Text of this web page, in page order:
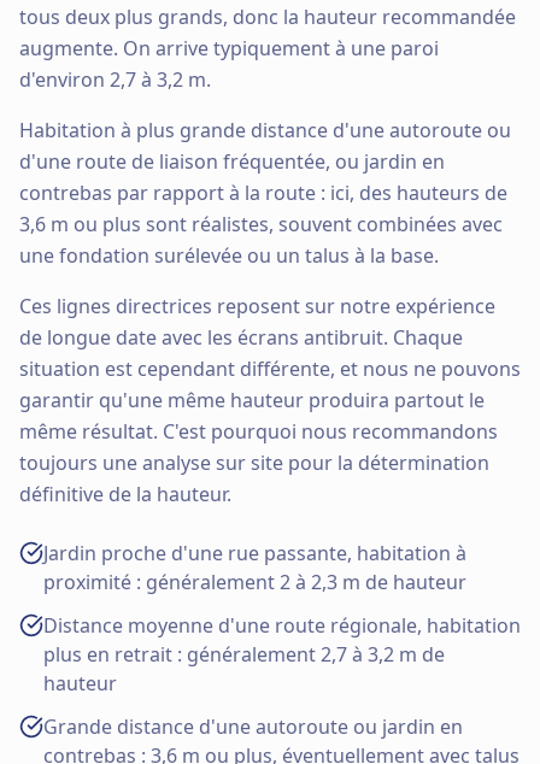
tous deux plus grands, donc la hauteur recommandée
augmente. On arrive typiquement à une paroi
d'environ 2,7 à 3,2 m.
Habitation à plus grande distance d'une autoroute ou
d'une route de liaison fréquentée, ou jardin en
contrebas par rapport à la route : ici, des hauteurs de
3,6 m ou plus sont réalistes, souvent combinées avec
une fondation surélevée ou un talus à la base.
Ces lignes directrices reposent sur notre expérience
de longue date avec les écrans antibruit. Chaque
situation est cependant différente, et nous ne pouvons
garantir qu'une même hauteur produira partout le
même résultat. C'est pourquoi nous recommandons
toujours une analyse sur site pour la détermination
définitive de la hauteur.
Jardin proche d'une rue passante, habitation à
proximité : généralement 2 à 2,3 m de hauteur
Distance moyenne d'une route régionale, habitation
plus en retrait : généralement 2,7 à 3,2 m de
hauteur
Grande distance d'une autoroute ou jardin en
contrebas : 3,6 m ou plus, éventuellement avec talus